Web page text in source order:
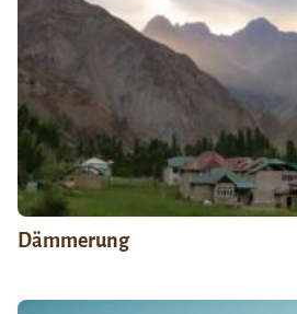
Dämmerung